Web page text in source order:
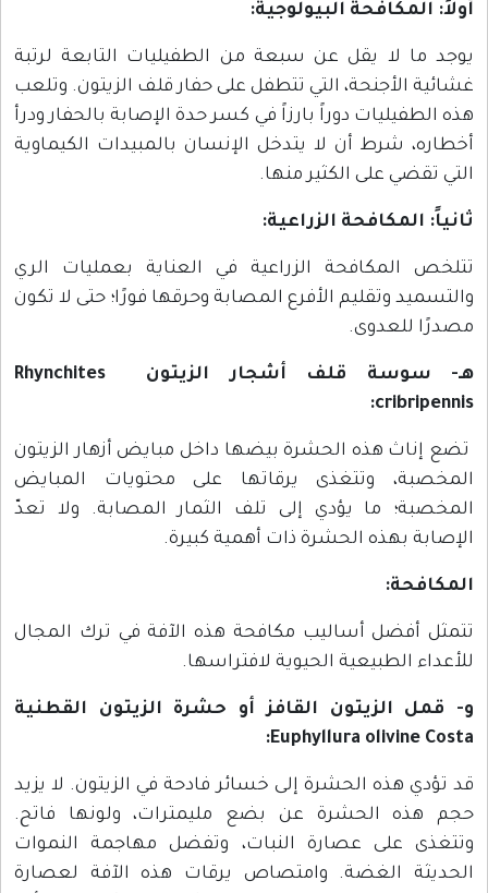
أولاً: المكافحة البيولوجية:
يوجد ما لا يقل عن سبعة من الطفيليات التابعة لرتبة
غشائية الأجنحة، التي تتطفل على حفار قلف الزيتون. وتلعب
هذه الطفيليات دوراً بارزاً في كسر حدة الإصابة بالحفار ودرأ
أخطاره، شرط أن لا يتدخل الإنسان بالمبيدات الكيماوية
التي تقضي على الكثير منها.
ثانياً: المكافحة الزراعية:
تتلخص المكافحة الزراعية في العناية بعمليات الري
والتسميد وتقليم الأفرع المصابة وحرقها فورًا؛ حتى لا تكون
مصدرًا للعدوى.
هـ- سوسة قلف أشجار الزيتون Rhynchites
cribripennis:
تضع إناث هذه الحشرة بيضها داخل مبايض أزهار الزيتون
المخصبة، وتتغذى يرقاتها على محتويات المبايض
المخصبة؛ ما يؤدي إلى تلف الثمار المصابة. ولا تعدّ
الإصابة بهذه الحشرة ذات أهمية كبيرة.
المكافحة:
تتمثل أفضل أساليب مكافحة هذه الآفة في ترك المجال
للأعداء الطبيعية الحيوية لافتراسها.
و- قمل الزيتون القافز أو حشرة الزيتون القطنية
Euphyllura olivine Costa:
قد تؤدي هذه الحشرة إلى خسائر فادحة في الزيتون. لا يزيد
حجم هذه الحشرة عن بضع مليمترات، ولونها فاتح.
وتتغذى على عصارة النبات، وتفضل مهاجمة النموات
الحديثة الغضة. وامتصاص يرقات هذه الآفة لعصارة